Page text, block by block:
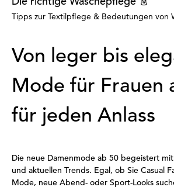
Tipps zur Textilpflege & Bedeutungen von
Von leger bis
Mode für Frauen
für jeden Anlass
Die neue Damenmode ab 50 begeistert mit
und aktuellen Trends. Egal, ob Sie Casual
Mode, neue Abend- oder Sport-Looks